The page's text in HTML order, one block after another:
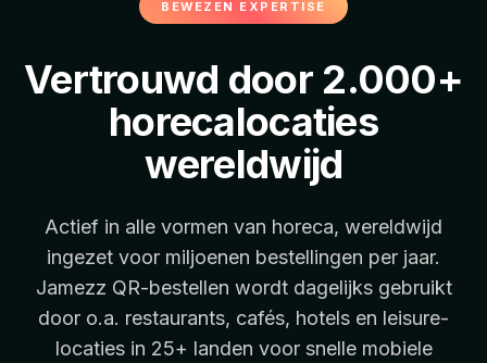
BEWEZEN EXPERTISE
Vertrouwd door 2.000+
horecalocaties
wereldwijd
Actief in alle vormen van horeca, wereldwijd
ingezet voor miljoenen bestellingen per jaar.
Jamezz QR-bestellen wordt dagelijks gebruikt
door o.a. restaurants, cafés, hotels en leisure-
locaties in 25+ landen voor snelle mobiele